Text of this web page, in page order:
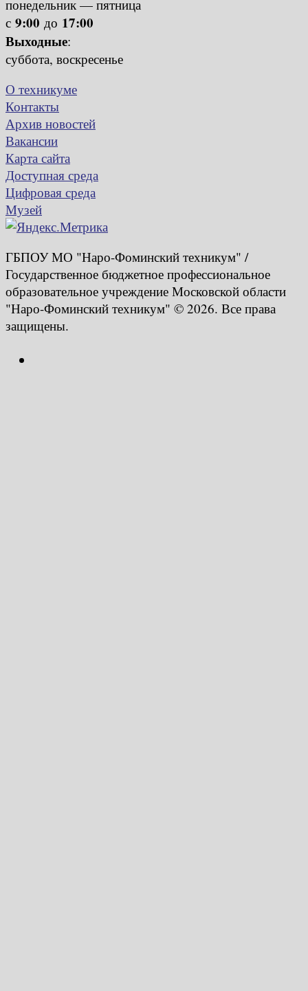
понедельник — пятница
с 9:00 до 17:00
Выходные:
суббота, воскресенье
О техникуме
Контакты
Архив новостей
Вакансии
Карта сайта
Доступная среда
Цифровая среда
Музей
ГБПОУ МО "Наро-Фоминский техникум" /
Государственное бюджетное профессиональное
образовательное учреждение Московской области
"Наро-Фоминский техникум" © 2026. Все права
защищены.